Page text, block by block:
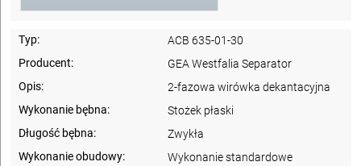
Typ:
ACB 635-01-30
Producent:
GEA Westfalia Separator
Opis:
2-fazowa wirówka dekantacyjna
Wykonanie bębna:
Stożek płaski
Długość bębna:
Zwykła
Wykonanie obudowy:
Wykonanie standardowe